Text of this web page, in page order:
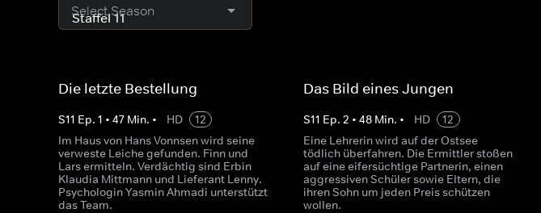
Select Season
Die letzte Bestellung
S11 Ep. 1 • 47 Min. • HD
12
Im Haus von Hans Vonnsen wird seine
verweste Leiche gefunden. Finn und
Lars ermitteln. Verdächtig sind Erbin
Klaudia Mittmann und Lieferant Lenny.
Psychologin Yasmin Ahmadi unterstützt
das Team.
Das Bild eines Jungen
S11 Ep.2 •48 Min. • HD
12
Eine Lehrerin wird auf der Ostsee
tödlich überfahren. Die Ermittler stoßen
auf eine eifersüchtige Partnerin, einen
aggressiven Schüler sowie Eltern, die
ihren Sohn um jeden Preis schützen
wollen.